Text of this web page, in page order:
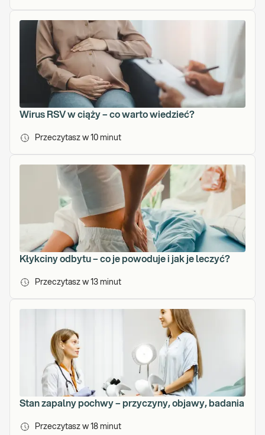
Wirus RSV w ciąży – co warto wiedzieć?
Przeczytasz w 10 minut
Kłykciny odbytu – co je powoduje i jak je leczyć?
Przeczytasz w 13 minut
Stan zapalny pochwy – przyczyny, objawy, badania
Przeczytasz w 18 minut